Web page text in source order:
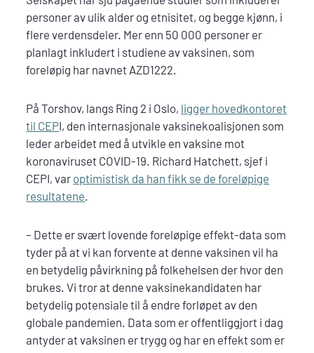
personer av ulik alder og etnisitet, og begge kjønn, i
flere verdensdeler. Mer enn 50 000 personer er
planlagt inkludert i studiene av vaksinen, som
foreløpig har navnet AZD1222.
På Torshov, langs Ring 2 i Oslo, ligger hovedkontoret
til CEPI, den internasjonale vaksinekoalisjonen som
leder arbeidet med å utvikle en vaksine mot
koronaviruset COVID-19. Richard Hatchett, sjef i
CEPI, var optimistisk da han fikk se de foreløpige
resultatene.
– Dette er svært lovende foreløpige effekt-data som
tyder på at vi kan forvente at denne vaksinen vil ha
en betydelig påvirkning på folkehelsen der hvor den
brukes. Vi tror at denne vaksinekandidaten har
betydelig potensiale til å endre forløpet av den
globale pandemien. Data som er offentliggjort i dag
antyder at vaksinen er trygg og har en effekt som er